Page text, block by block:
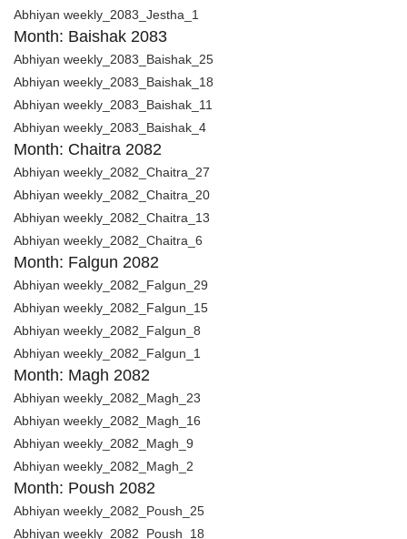
Abhiyan weekly_2083_Jestha_1
Month: Baishak 2083
Abhiyan weekly_2083_Baishak_25
Abhiyan weekly_2083_Baishak_18
Abhiyan weekly_2083_Baishak_11
Abhiyan weekly_2083_Baishak_4
Month: Chaitra 2082
Abhiyan weekly_2082_Chaitra_27
Abhiyan weekly_2082_Chaitra_20
Abhiyan weekly_2082_Chaitra_13
Abhiyan weekly_2082_Chaitra_6
Month: Falgun 2082
Abhiyan weekly_2082_Falgun_29
Abhiyan weekly_2082_Falgun_15
Abhiyan weekly_2082_Falgun_8
Abhiyan weekly_2082_Falgun_1
Month: Magh 2082
Abhiyan weekly_2082_Magh_23
Abhiyan weekly_2082_Magh_16
Abhiyan weekly_2082_Magh_9
Abhiyan weekly_2082_Magh_2
Month: Poush 2082
Abhiyan weekly_2082_Poush_25
Abhiyan weekly_2082_Poush_18